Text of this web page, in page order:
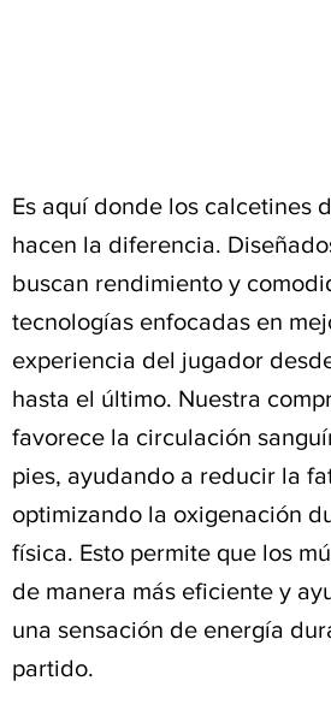
Es aquí donde los calcetines
hacen la diferencia.
buscan rendimiento y
tecnologías enfocadas en
experiencia del jugador
hasta el último. Nuestra
favorece la circulación
pies, ayudando a reducir la
optimizando la oxigenación
física. Esto permite que los
de manera más eficiente y
una sensación de energía
partido.